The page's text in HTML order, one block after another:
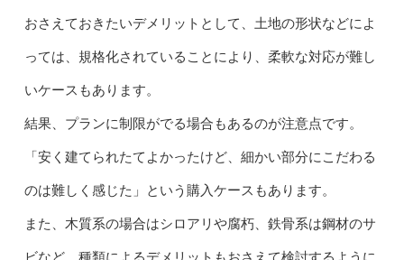
おさえておきたいデメリットとして、土地の形状などによ
っては、規格化されていることにより、柔軟な対応が難し
いケースもあります。
結果、プランに制限がでる場合もあるのが注意点です。
「安く建てられたてよかったけど、細かい部分にこだわる
のは難しく感じた」という購入ケースもあります。
また、木質系の場合はシロアリや腐朽、鉄骨系は鋼材のサ
ビなど、種類によるデメリットもおさえて検討するように